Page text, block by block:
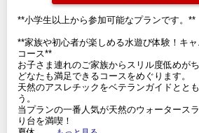
**小学生以上から参加可能なプランです。**
**家族や初心者が楽しめる水遊び体験！キ
コース**
お子さま連れのご家族からスリル度低めが
どなたも満足できるコースをめぐります。
天然のアスレチックをベテランガイドとと
う。
当プランの一番人気が天然のウォータース
り台を満喫！